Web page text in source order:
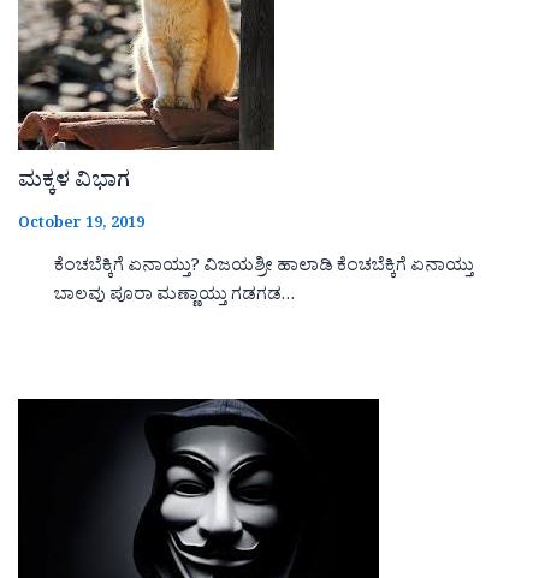
ಮಕ್ಕಳ ವಿಭಾಗ
October 19, 2019
ಕೆಂಚಬೆಕ್ಕಿಗೆ ಏನಾಯ್ತು? ವಿಜಯಶ್ರೀ ಹಾಲಾಡಿ ಕೆಂಚಬೆಕ್ಕಿಗೆ ಏನಾಯ್ತು
ಬಾಲವು ಪೂರಾ ಮಣ್ಣಾಯ್ತು ಗಡಗಡ…